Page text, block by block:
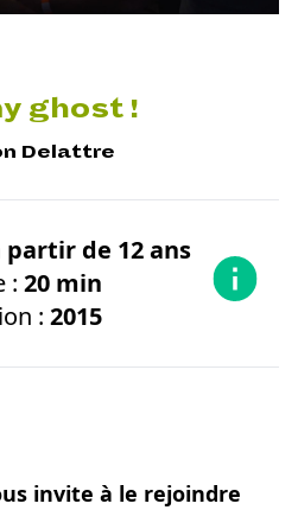
ghost !
Delattre
de 12 ans
: 20 min
: 2015
invite à le rejoindre